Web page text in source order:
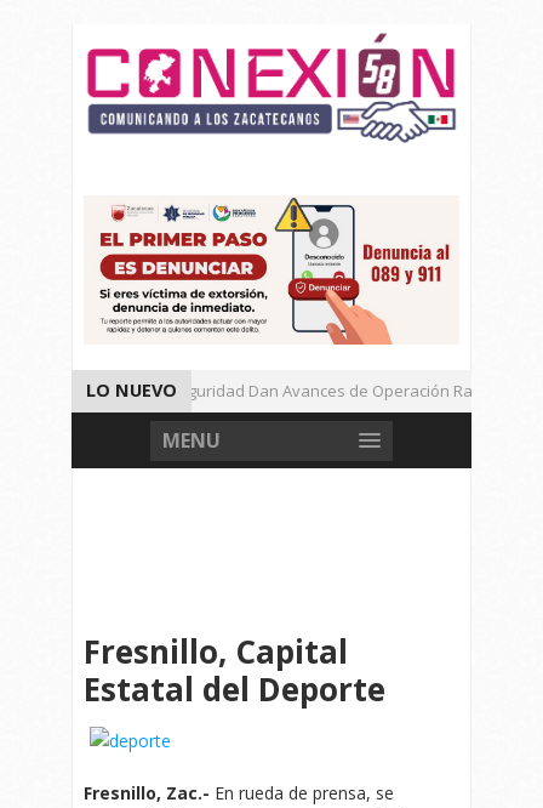
LO NUEVO
Autoridades de Seguridad Dan Avances de Operación Rastrillo.
Gran Festival de Música Electrónica en Festival Cultural de
MENU
Fresnillo, Capital
Estatal del Deporte
Fresnillo, Zac.- En rueda de prensa, se